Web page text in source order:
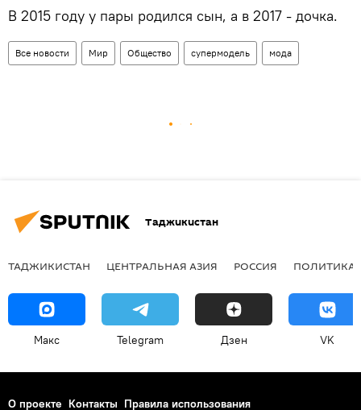
В 2015 году у пары родился сын, а в 2017 - дочка.
Все новости Мир Общество супермодель мода
Таджикистан
ТАДЖИКИСТАН ЦЕНТРАЛЬНАЯ АЗИЯ РОССИЯ ПОЛИТИКА
Макс Telegram Дзен VK
О проекте Контакты Правила использования